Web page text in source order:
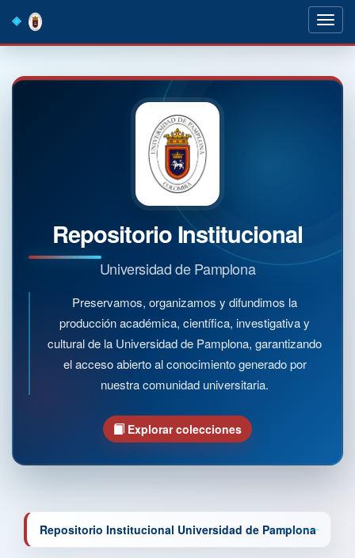
navigation
Repositorio Institucional
Universidad de Pamplona
Preservamos, organizamos y difundimos la
producción académica, científica, investigativa y
cultural de la Universidad de Pamplona, garantizando
el acceso abierto al conocimiento generado por
nuestra comunidad universitaria.
Explorar colecciones
Repositorio Institucional Universidad de Pamplona